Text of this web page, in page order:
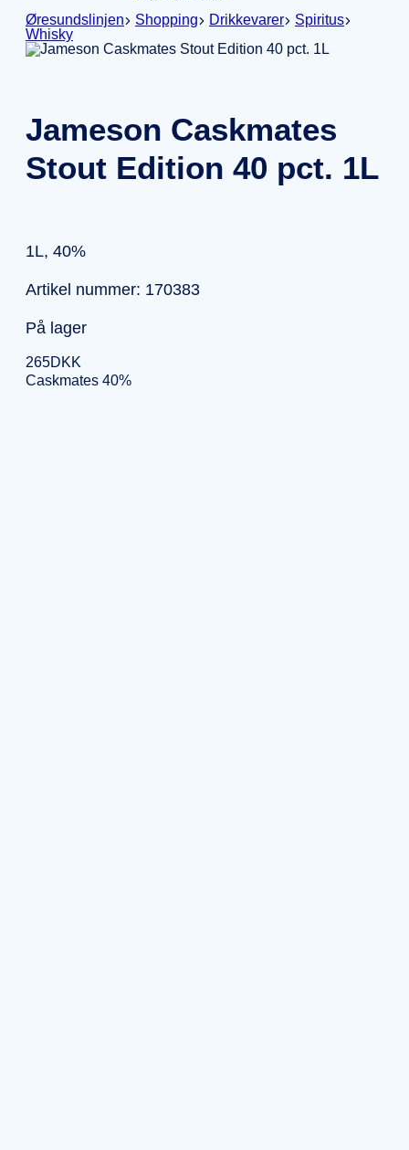
Øresundslinjen
Shopping Drikkevarer
Spiritus
Whisky
Jameson Caskmates
Stout Edition 40 pct. 1L
1L, 40%
Artikel nummer: 170383
På lager
265DKK
Caskmates 40%